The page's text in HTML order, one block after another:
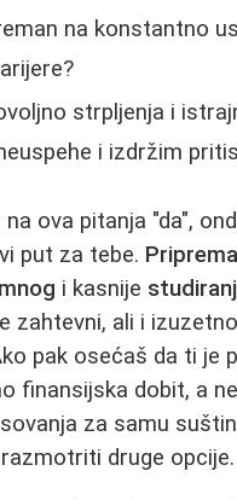
na konstantno
strpljenja i
i izdržim
ova pitanja "da",
put za tebe.
i kasnije
zahtevni, ali i izuzetno
pak osećaš da ti je
finansijska dobit, a
za samu
druge opcije.